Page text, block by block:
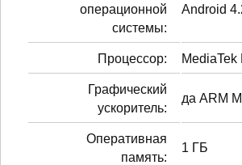
операционной
системы:
Android
Процессор: MediaTek
Графический
ускоритель:
да ARM
Оперативная
память:
1 ГБ